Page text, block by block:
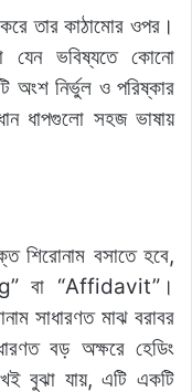
করে তার কাঠামোর ওপর।
যেন ভবিষ্যতে কোনো
অংশ নির্ভুল ও পরিষ্কার
ধাপগুলো সহজ ভাষায়
শিরোনাম বসাতে হবে,
বা “Affidavit”।
সাধারণত মাঝ বরাবর
বড় অক্ষরে হেডিং
বুঝা যায়, এটি একটি